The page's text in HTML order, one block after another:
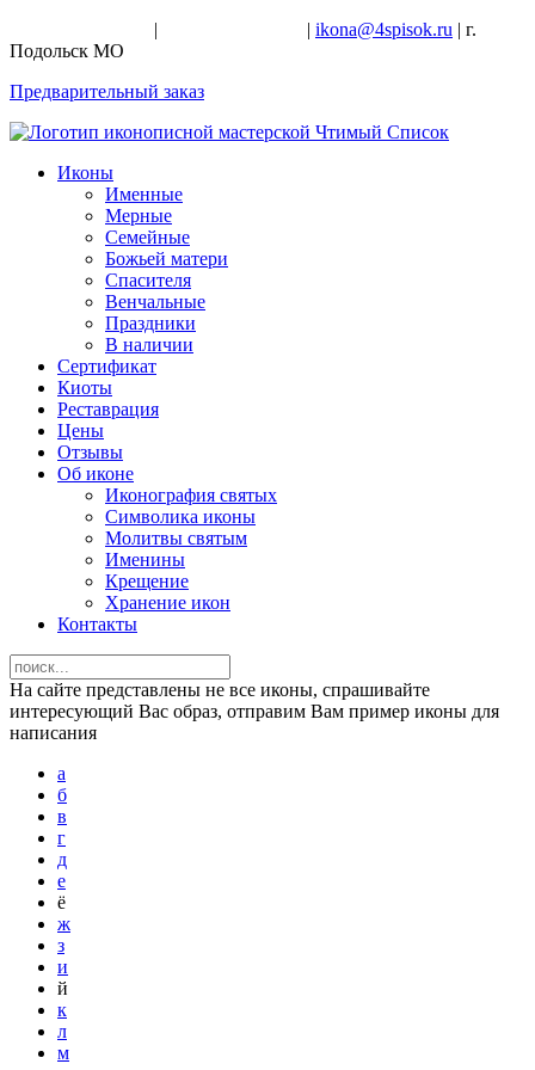
| | ikona@4spisok.ru | г.
Подольск МО
Предварительный заказ
Иконы
Именные
Мерные
Семейные
Божьей матери
Спасителя
Венчальные
Праздники
В наличии
Сертификат
Киоты
Реставрация
Цены
Отзывы
Об иконе
Иконография святых
Символика иконы
Молитвы святым
Именины
Крещение
Хранение икон
Контакты
На сайте представлены не все иконы, спрашивайте
интересующий Вас образ, отправим Вам пример иконы для
написания
а
б
в
г
д
е
ё
ж
з
и
й
к
л
м